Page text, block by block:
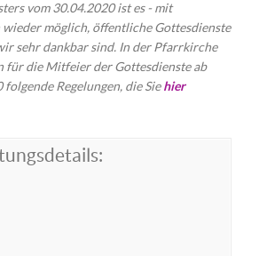
vom 30.04.2020 ist es - mit
wieder möglich, öﬀentliche Gottesdienste
sehr dankbar sind. In der Pfarrkirche
für die Mitfeier der Gottesdienste ab
folgende Regelungen, die Siehier